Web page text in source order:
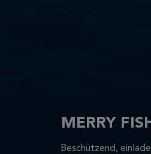
MERRY
Beschützend,